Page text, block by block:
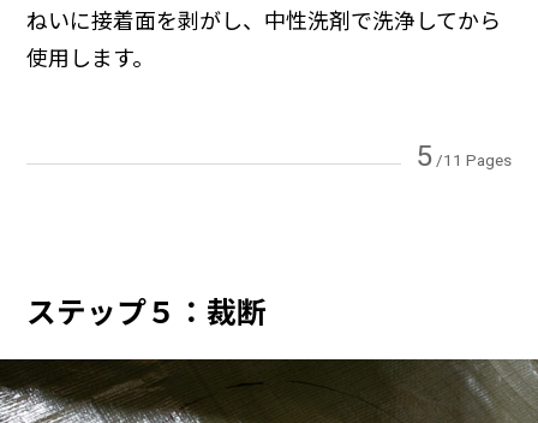
ねいに接着面を剥がし、中性洗剤で洗浄してから
使用します。
5/11 Pages
ステップ５：裁断